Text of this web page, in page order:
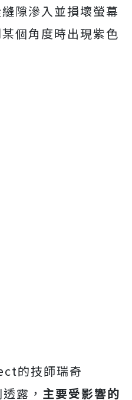
隙滲入並損壞螢幕
個角度時出現紫色
的技師瑞奇
露， 主要受影響的